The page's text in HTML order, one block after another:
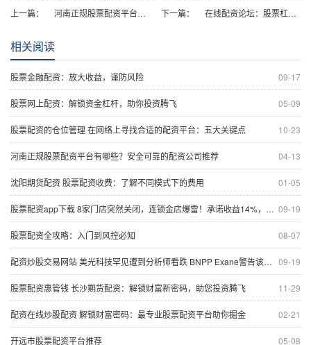
上一篇： 河南正规股票配资平台有哪些？安全可靠的配资公司推荐 下一篇： 在线配资论坛：股票杠杆交易技巧与平台选择指南
相关阅读
09-17
股票金融配资：放大收益，谨防风险
05-09
股票网上配资：解锁资金杠杆，助你投资腾飞
10-23
股票配资的仓位管理 在网络上寻找合适的配资平台：五大关键点
04-13
河南正规股票配资平台有哪些？安全可靠的配资公司推荐
01-05
沈阳期货配资 股票配资收费：了解不同模式下的费用
09-19
股票配资app下载 8家门店突然关闭，连锁金店爆雷！承诺收益14%，推销主要选老人，有员工也投了100多万元
08-07
股票配资全攻略：入门到风控必知
09-19
配资炒股交易网站 美光科技罕见遭到分析师看跌 BNPP Exane警告该公司面临产能过剩
11-29
股票配资惠管钱 长沙期货配资：解锁财富新密码，助您投资腾飞
02-21
配资在线炒股配资 解锁财富密码：最专业股票配资平台助你掘金
05-08
开远市股票配资平台推荐